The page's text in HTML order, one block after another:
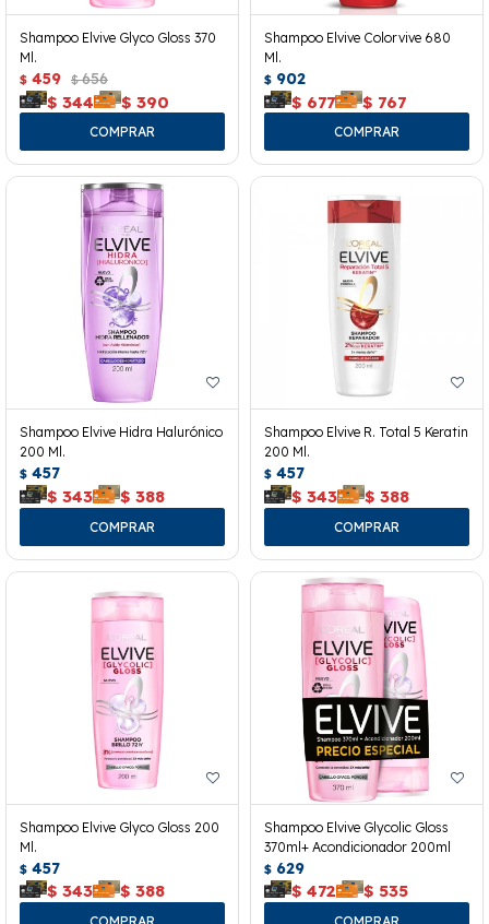
Shampoo Elvive Glyco Gloss 370
Ml.
$ 459 $ 656
$ 344 $ 390
Shampoo Elvive Colorvive 680
Ml.
$ 902
$ 677 $ 767
Shampoo Elvive Hidra Halurónico
200 Ml.
$ 457
$ 343 $ 388
Shampoo Elvive R. Total 5 Keratin
200 Ml.
$ 457
$ 343 $ 388
Shampoo Elvive Glyco Gloss 200
Ml.
$ 457
$ 343 $ 388
Shampoo Elvive Glycolic Gloss
370ml+ Acondicionador 200ml
$ 629
$ 472 $ 535